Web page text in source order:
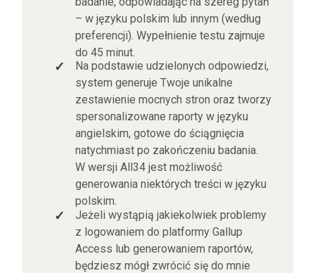
– w języku polskim lub innym (według
preferencji). Wypełnienie testu zajmuje
do 45 minut.
✓
Na podstawie udzielonych odpowiedzi,
system generuje Twoje unikalne
zestawienie mocnych stron oraz tworzy
spersonalizowane raporty w języku
angielskim, gotowe do ściągnięcia
natychmiast po zakończeniu badania.
W wersji All34 jest możliwość
generowania niektórych treści w języku
polskim.
✓
Jeżeli wystąpią jakiekolwiek problemy
z logowaniem do platformy Gallup
Access lub generowaniem raportów,
będziesz mógł zwrócić się do mnie